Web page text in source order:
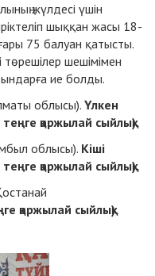
жүлдесі үшін
шыққан жасы 18-
75 балуан қатысты.
шешімімен
ие болды.
облысы). Үлкен
қаржылай сыйлық).
облысы). Кіші
қаржылай сыйлық).
қаржылай сыйлық).